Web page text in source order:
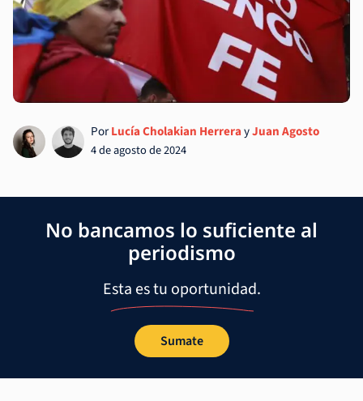
PorLucía Cholakian HerrerayJuan Agosto
4 de agosto de 2024
No bancamos lo suficiente al
periodismo
Esta es tu oportunidad.
Sumate